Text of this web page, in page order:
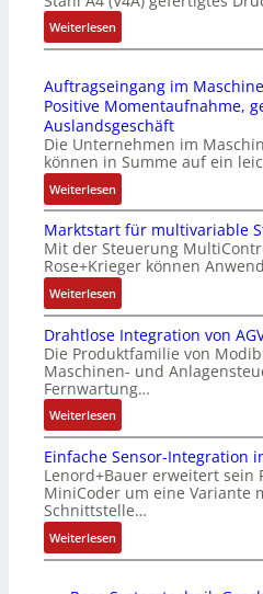
C
l
ä
s
t
s
i
c
h
f
l
e
x
i
b
e
l
f
ü
r
i
e
A
n
w
u
l
e
r
i
n
g
e
n
G
u
n
d
5
G
a
u
d
n
R
a
p
6
2
4
3
-
Z
e
r
t
i
f
i
z
i
e
u
n
g
b
e
s
t
ä
t
i
Weiterlesen:
D
u
c
k
a
u
s
g
l
e
i
c
h
e
l
e
m
e
n
t
e
m
i
S
Auftragseingang im
Positive Momentaufnahme,
Auslandsgeschäft
Die Unternehmen im
können in Summe auf ein
Weiterlesen:
A
u
f
t
r
a
g
s
e
i
n
g
a
n
g
i
m
M
Marktstart für multivariable
Mit der Steuerung
Rose+Krieger können
Weiterlesen:
M
a
r
k
t
s
t
a
r
t
f
ü
r
Drahtlose Integration von
Die Produktfamilie von
Maschinen- und
Fernwartung…
Weiterlesen:
D
r
a
h
t
l
o
Einfache Sensor-Integration
Lenord+Bauer erweitert sein
MiniCoder um eine Variante
Schnittstelle…
Weiterlesen:
E